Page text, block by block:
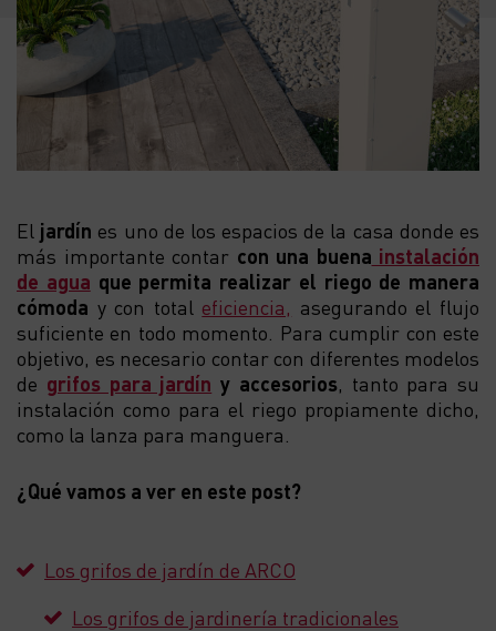
El jardín es uno de los espacios de la casa donde es
más importante contar con una buena instalación
de agua que permita realizar el riego de manera
cómoda y con total eficiencia, asegurando el flujo
suficiente en todo momento. Para cumplir con este
objetivo, es necesario contar con diferentes modelos
de grifos para jardín y accesorios, tanto para su
instalación como para el riego propiamente dicho,
como la lanza para manguera.
¿Qué vamos a ver en este post?
Los grifos de jardín de ARCO
Los grifos de jardinería tradicionales